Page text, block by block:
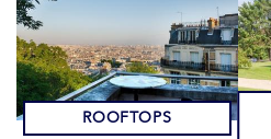
ROOFTOPS